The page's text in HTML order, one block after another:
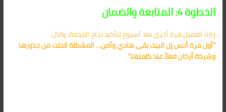
الخطوة 4: المتابعة والضمان
زارنا العميل مرة أخرى بعد أسبوع لتأكيد نجاح الخدمة، وقال:
“أول مرة أحس إن البيت بقى هادي وآمن… المشكلة اتحلت من جذورها
وشركة أركان فعلاً عند كلمتها.”